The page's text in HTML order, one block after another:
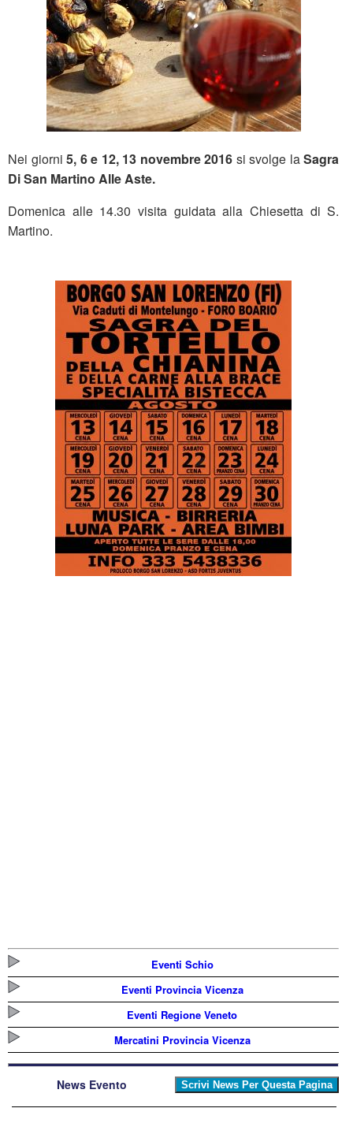
Nei giorni5, 6 e 12, 13 novembre 2016 si svolge laSagra
Di San Martino Alle Aste.
Domenica alle 14.30 visita guidata alla Chiesetta di S.
Martino.
Eventi Schio
Eventi Provincia Vicenza
Eventi Regione Veneto
Mercatini Provincia Vicenza
News Evento